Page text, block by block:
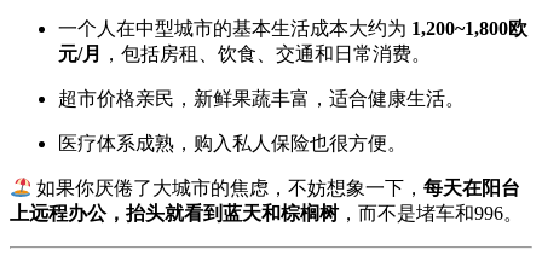
一个人在中型城市的基本生活成本大约为 1,200~1,800欧
元/月
，包括房租、饮食、交通和日常消费。
超市价格亲民，新鲜果蔬丰富，适合健康生活。
医疗体系成熟，购入私人保险也很方便。
如果你厌倦了大城市的焦虑，不妨想象一下，每天在阳台
上远程办公，抬头就看到蓝天和棕榈树，而不是堵车和996。